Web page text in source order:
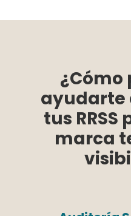
¿Cómo
ayudarte
tus
marca